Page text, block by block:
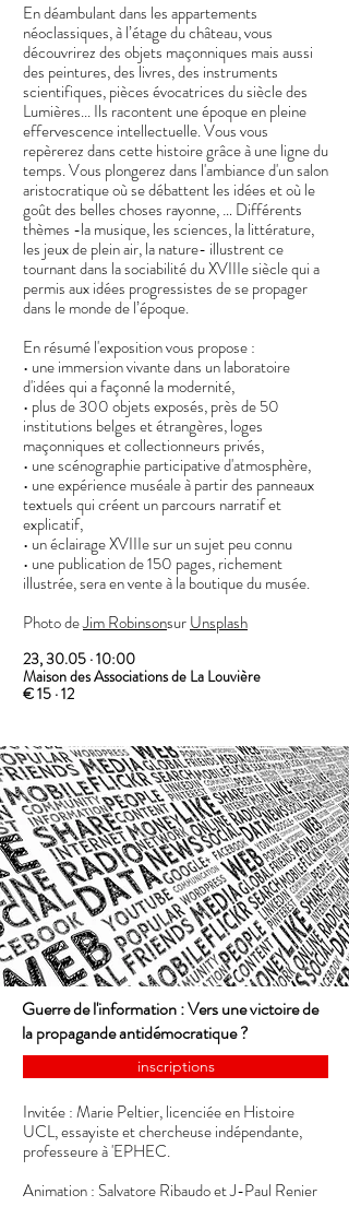
En déambulant dans les appartements
néoclassiques, à l’étage du château, vous
découvrirez des objets maçonniques mais aussi
des peintures, des livres, des instruments
scientifiques, pièces évocatrices du siècle des
Lumières... Ils racontent une époque en pleine
effervescence intellectuelle. Vous vous
repèrerez dans cette histoire grâce à une ligne du
temps. Vous plongerez dans l'ambiance d'un salon
aristocratique où se débattent les idées et où le
goût des belles choses rayonne, … Différents
thèmes -la musique, les sciences, la littérature,
les jeux de plein air, la nature- illustrent ce
tournant dans la sociabilité du XVIIIe siècle qui a
permis aux idées progressistes de se propager
dans le monde de l’époque.
En résumé l'exposition vous propose :
• une immersion vivante dans un laboratoire
d'idées qui a façonné la modernité,
• plus de 300 objets exposés, près de 50
institutions belges et étrangères, loges
maçonniques et collectionneurs privés,
• une scénographie participative d'atmosphère,
• une expérience muséale à partir des panneaux
textuels qui créent un parcours narratif et
explicatif,
• un éclairage XVIIIe sur un sujet peu connu
• une publication de 150 pages, richement
illustrée, sera en vente à la boutique du musée.
Photo deJim RobinsonsurUnsplash
23, 30.05 · 10:00
Maison des Associations de La Louvière
€ 15 · 12
Guerre de l'information : Vers une victoire de
la propagande antidémocratique ?
inscriptions
Invitée : Marie Peltier, licenciée en Histoire
UCL, essayiste et chercheuse indépendante,
professeure à 'EPHEC.
Animation : Salvatore Ribaudo et J-Paul Renier